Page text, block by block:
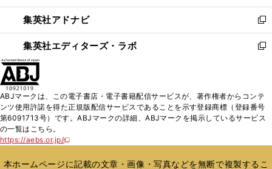
開
く
ウ
で
開
く
ン
ド
ウ
で
ウ
ィ
ン
ド
く
集英社アドナビ
新
し
い
ド
ウ
で
集英社エディターズ・ラボ
新
ィ
ン
ド
開
ABJマークは、この電子書店・電子書籍配信サービスが、著作権者からコンテ
ンツ使用許諾を得た正規版配信サービスであることを示す登録商標（登録番号
第6091713号）です。ABJマークの詳細、ABJマークを掲示しているサービス
の一覧はこちら。
https://aebs.or.jp/
新
い
本ホームページに記載の文章・画像・写真などを無断で複製するこ